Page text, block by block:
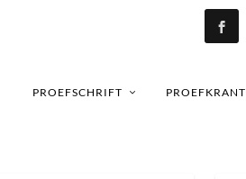
PROEFSCHRIFT PROEFKRANT